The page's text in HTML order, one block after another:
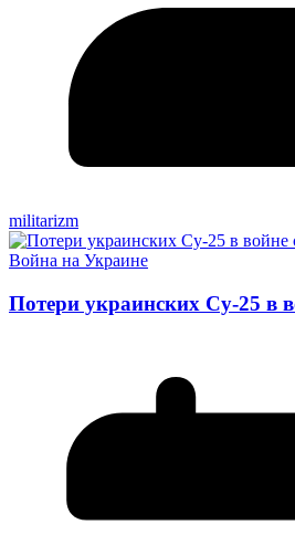
militarizm
Война на Украине
Потери украинских Су-25 в